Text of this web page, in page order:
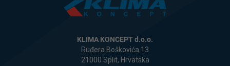
KLIMA KONCEPT d.o.o.
Ruđera Boškovića 13
21000 Split, Hrvatska